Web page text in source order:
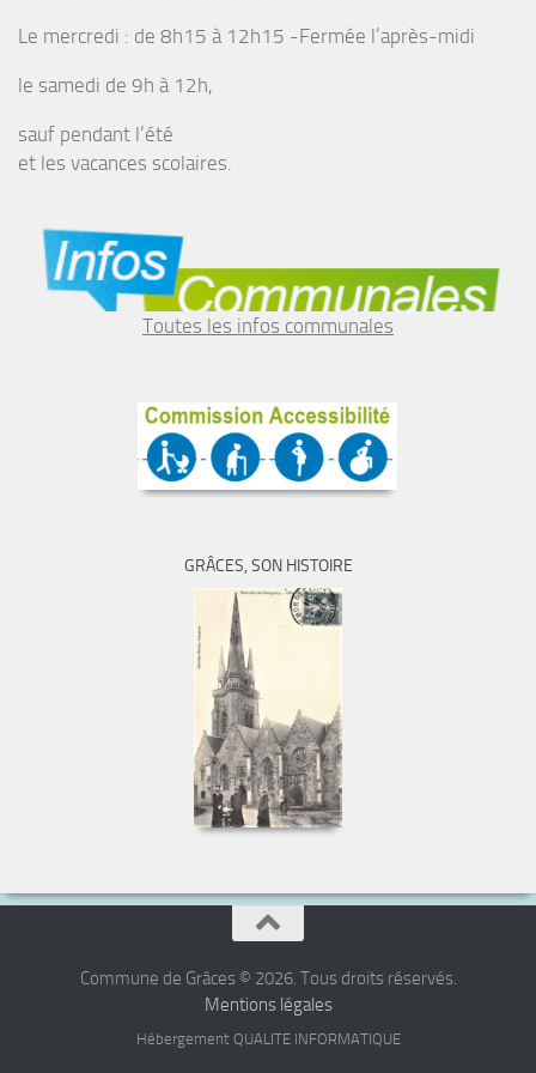
Le mercredi : de 8h15 à 12h15 -Fermée l’après-midi
le samedi de 9h à 12h,
sauf pendant l’été
et les vacances scolaires.
Toutes les infos communales
GRÂCES, SON HISTOIRE
Commune de Grâces © 2026. Tous droits réservés.
Mentions légales
Hébergement QUALITE INFORMATIQUE